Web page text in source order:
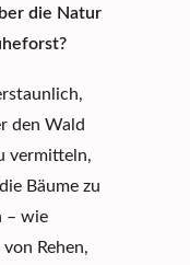
die Natur
den Wald
vermitteln,
Bäume zu
– wie
Rehen,